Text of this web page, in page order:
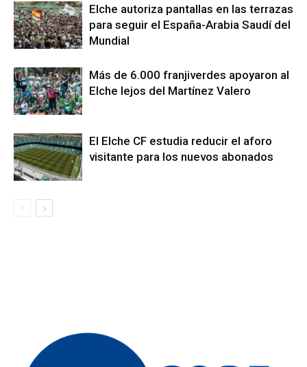
Elche autoriza pantallas en las terrazas
para seguir el España-Arabia Saudí del
Mundial
Más de 6.000 franjiverdes apoyaron al
Elche lejos del Martínez Valero
El Elche CF estudia reducir el aforo
visitante para los nuevos abonados